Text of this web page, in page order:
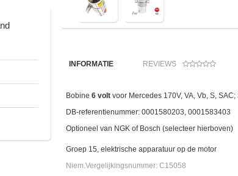
INFORMATIE REVIEWS
Bobine 6 voltvoor Mercedes 170V, VA, Vb, S, SAC;
DB-referentienummer: 0001580203, 0001583403
Optioneel van NGK of Bosch (selecteer hierboven)
Groep 15, elektrische apparatuur op de motor
Niem.Vergelijkingsnummer: C15058